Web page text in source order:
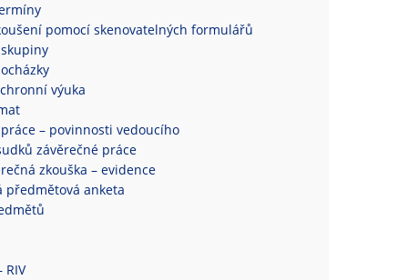
pomocí skenovatelných formulářů
výuka
– povinnosti vedoucího
závěrečné práce
zkouška – evidence
předmětová anketa
RIV